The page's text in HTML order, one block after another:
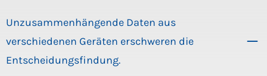
Unzusammenhängende Daten aus
verschiedenen Geräten erschweren die
Entscheidungsfindung.